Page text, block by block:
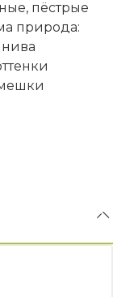
пёстрые
природа:
нива